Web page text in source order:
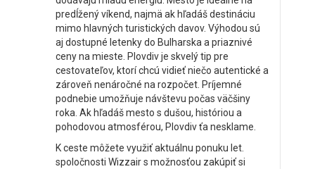
predĺžený víkend, najmä ak hľadáš destináciu
mimo hlavných turistických davov. Výhodou sú
aj dostupné letenky do Bulharska a priaznivé
ceny na mieste. Plovdiv je skvelý tip pre
cestovateľov, ktorí chcú vidieť niečo autentické a
zároveň nenáročné na rozpočet. Príjemné
podnebie umožňuje návštevu počas väčšiny
roka. Ak hľadáš mesto s dušou, históriou a
pohodovou atmosférou, Plovdiv ťa nesklame.
K ceste môžete využiť aktuálnu ponuku let.
spoločnosti Wizzair s možnosťou zakúpiť si